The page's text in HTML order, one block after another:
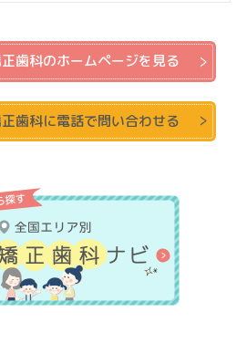
歯科のホームページを見る
歯科に電話で問い合わせる